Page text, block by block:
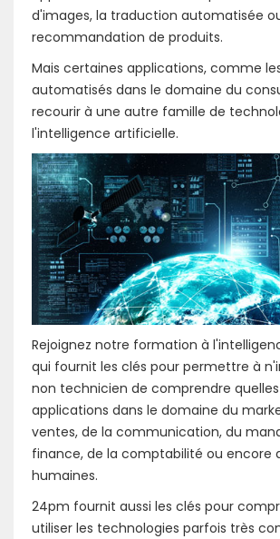
d'images, la traduction automatisée
recommandation de produits.
Mais certaines applications, comme
automatisés dans le domaine du
recourir à une autre famille de
l'intelligence artificielle.
Rejoignez notre formation à
qui fournit les clés pour permettre à
non technicien de comprendre
applications dans le domaine du
ventes, de la communication, du
finance, de la comptabilité ou encore
humaines.
24pm fournit aussi les clés pour
utiliser les technologies parfois très